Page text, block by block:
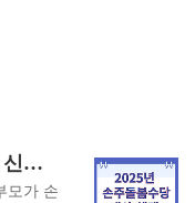
2025년 손주돌봄수당: 지원대상, 신청방법, 혜택, 지역별 특징 알아보기
모가 손